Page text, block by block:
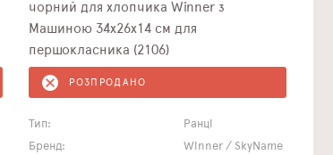
чорний для хлопчика Winner з
Машиною 34х26х14 см для
першокласника (2106)
РОЗПРОДАНО
Тип:
Ранці
Бренд:
Winner / SkyName